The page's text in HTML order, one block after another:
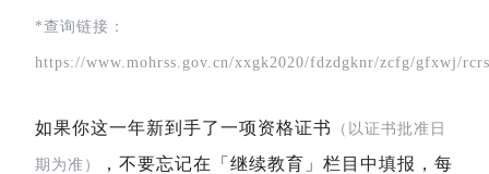
*查询链接：
https://www.mohrss.gov.cn/xxgk2020/fdzdgknr/zcfg/gfxwj/
如果你这一年新到手了一项资格证书 （以证书批准日
期为准）
，不要忘记在「继续教育」栏目中填报，每